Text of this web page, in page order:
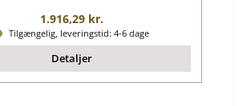
Almindelig pris:
1.916,29 kr.
Tilgængelig, leveringstid: 4-6 dage
Detaljer